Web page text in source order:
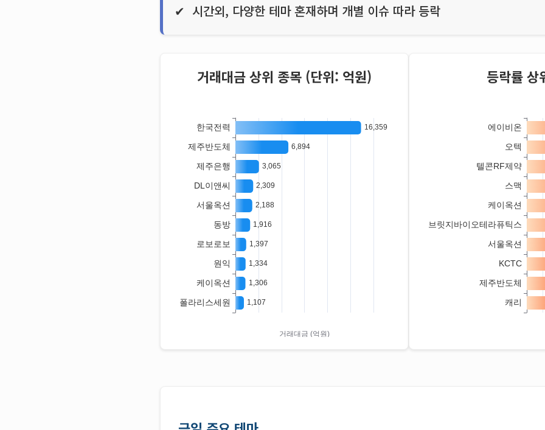
시간외, 다양한 테마 혼재하며 개별 이슈 따라 등락
거래대금 상위 종목 (단위: 억원) 등락률 상